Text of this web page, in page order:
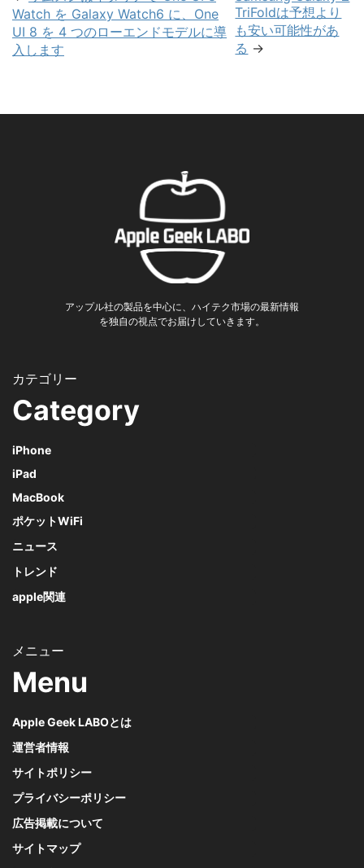
Watch を Galaxy Watch6 に、One
UI 8 を 4 つのローエンドモデルに導
入します
TriFoldは予想より
も安い可能性があ
る →
アップル社の製品を中心に、ハイテク市場の最新情報
を独自の視点でお届けしていきます。
Category
iPhone
iPad
MacBook
ポケットWiFi
ニュース
トレンド
apple関連
Menu
Apple Geek LABOとは
運営者情報
サイトポリシー
プライバシーポリシー
広告掲載について
サイトマップ